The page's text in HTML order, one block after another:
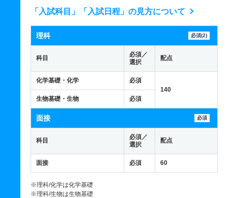
「入試科目」「入試日程」の見方について
理科 必須(2)
科目
必須／
選択
配点
化学基礎・化学
必須
140
生物基礎・生物
必須
面接 必須
科目
必須／
選択
配点
面接 必須 60
※理科/化学は化学基礎
※理科/生物は生物基礎